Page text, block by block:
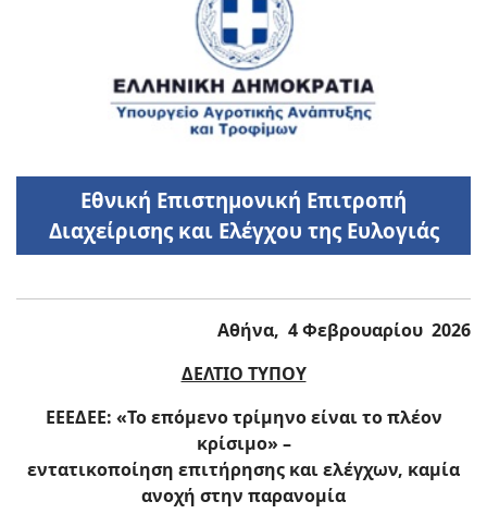
Εθνική Επιστημονική Επιτροπή
Διαχείρισης και Ελέγχου της Ευλογιάς
Αθήνα, 4 Φεβρουαρίου 2026
ΔΕΛΤΙΟ ΤΥΠΟΥ
ΕΕΕΔΕΕ: «Το επόμενο τρίμηνο είναι το πλέον
κρίσιμο» –
εντατικοποίηση επιτήρησης και ελέγχων, καμία
ανοχή στην παρανομία